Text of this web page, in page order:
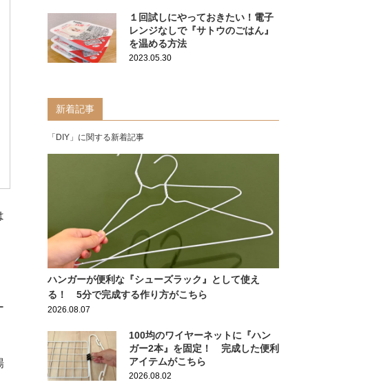
１回試しにやっておきたい！電子
レンジなしで『サトウのごはん』
を温める方法
2023.05.30
新着記事
「DIY」に関する新着記事
ハンガーが便利な『シューズラック』として使え
る！ 5分で完成する作り方がこちら
2026.08.07
100均のワイヤーネットに『ハン
ガー2本』を固定！ 完成した便利
アイテムがこちら
2026.08.02